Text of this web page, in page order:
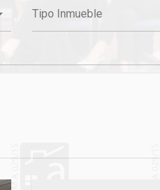
Tipo Inmueble